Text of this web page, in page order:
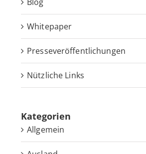
White­pa­per
Pres­se­ver­öf­fent­li­chun­gen
Nütz­li­che Links
Ka­te­go­rien
Allgemein